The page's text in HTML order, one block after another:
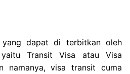
dapat di terbitkan oleh
Transit Visa atau Visa
namanya, visa transit cuma